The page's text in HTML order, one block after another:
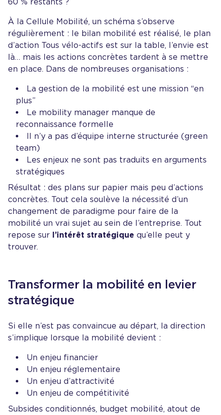
À la Cellule Mobilité, un schéma s’observe
régulièrement : le bilan mobilité est réalisé, le plan
d’action Tous vélo-actifs est sur la table, l’envie est
là… mais les actions concrètes tardent à se mettre
en place. Dans de nombreuses organisations :
La gestion de la mobilité est une mission “en
plus”
Le mobility manager manque de
reconnaissance formelle
Il n’y a pas d’équipe interne structurée (green
team)
Les enjeux ne sont pas traduits en arguments
stratégiques
Résultat : des plans sur papier mais peu d’actions
concrètes. Tout cela soulève la nécessité d’un
changement de paradigme pour faire de la
mobilité un vrai sujet au sein de l’entreprise. Tout
repose sur l’intérêt stratégique qu’elle peut y
trouver.
Transformer la mobilité en levier
stratégique
Si elle n’est pas convaincue au départ, la direction
s’implique lorsque la mobilité devient :
Un enjeu financier
Un enjeu réglementaire
Un enjeu d’attractivité
Un enjeu de compétitivité
Subsides conditionnés, budget mobilité, atout de